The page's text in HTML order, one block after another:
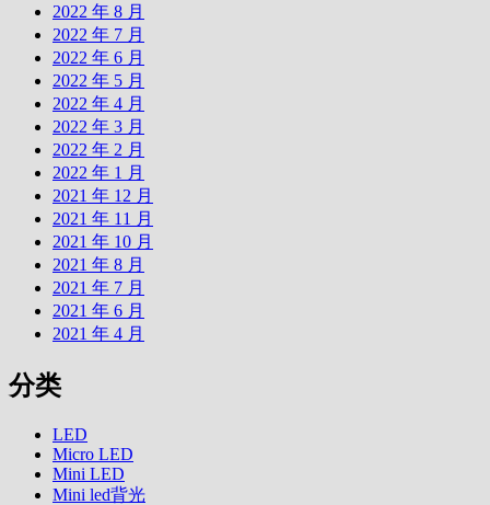
2022 年 8 月
2022 年 7 月
2022 年 6 月
2022 年 5 月
2022 年 4 月
2022 年 3 月
2022 年 2 月
2022 年 1 月
2021 年 12 月
2021 年 11 月
2021 年 10 月
2021 年 8 月
2021 年 7 月
2021 年 6 月
2021 年 4 月
分类
LED
Micro LED
Mini LED
Mini led背光